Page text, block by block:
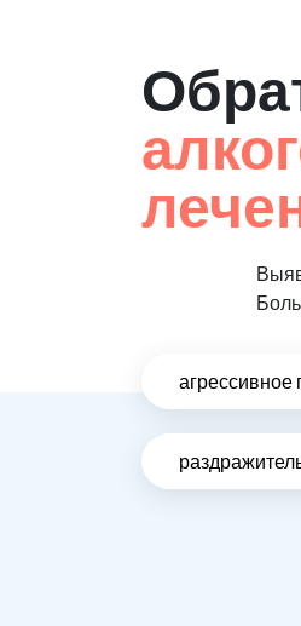
агрессивное